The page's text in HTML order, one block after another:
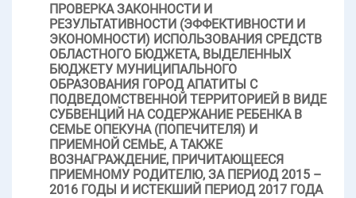
ПРОВЕРКА ЗАКОННОСТИ И
РЕЗУЛЬТАТИВНОСТИ (ЭФФЕКТИВНОСТИ И
ЭКОНОМНОСТИ) ИСПОЛЬЗОВАНИЯ СРЕДСТВ
ОБЛАСТНОГО БЮДЖЕТА, ВЫДЕЛЕННЫХ
БЮДЖЕТУ МУНИЦИПАЛЬНОГО
ОБРАЗОВАНИЯ ГОРОД АПАТИТЫ С
ПОДВЕДОМСТВЕННОЙ ТЕРРИТОРИЕЙ В ВИДЕ
СУБВЕНЦИЙ НА СОДЕРЖАНИЕ РЕБЕНКА В
СЕМЬЕ ОПЕКУНА (ПОПЕЧИТЕЛЯ) И
ПРИЕМНОЙ СЕМЬЕ, А ТАКЖЕ
ВОЗНАГРАЖДЕНИЕ, ПРИЧИТАЮЩЕЕСЯ
ПРИЕМНОМУ РОДИТЕЛЮ, ЗА ПЕРИОД 2015 –
2016 ГОДЫ И ИСТЕКШИЙ ПЕРИОД 2017 ГОДА